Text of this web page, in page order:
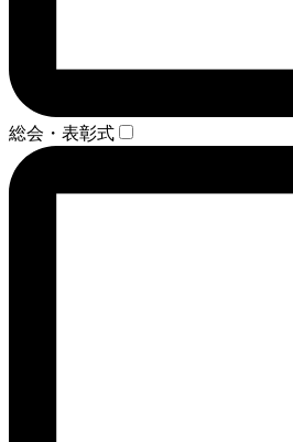
総会・表彰式